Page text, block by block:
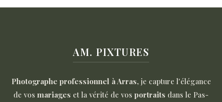
AM. PIXTURES
Photographe professionnel à Arras, je capture l'élégance
de vos mariages et la vérité de vos portraits dans le Pas-